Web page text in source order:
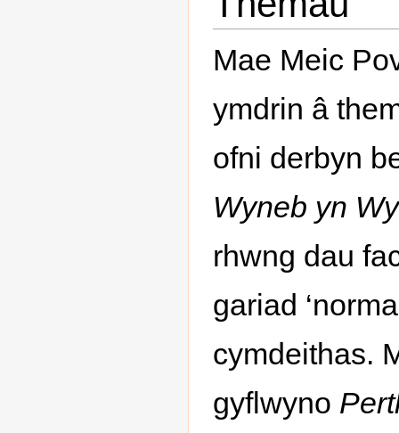
Mae Meic
ymdrin â
ofni derbyn
Wyneb yn
rhwng dau
gariad
cymdeithas.
gyflwyno